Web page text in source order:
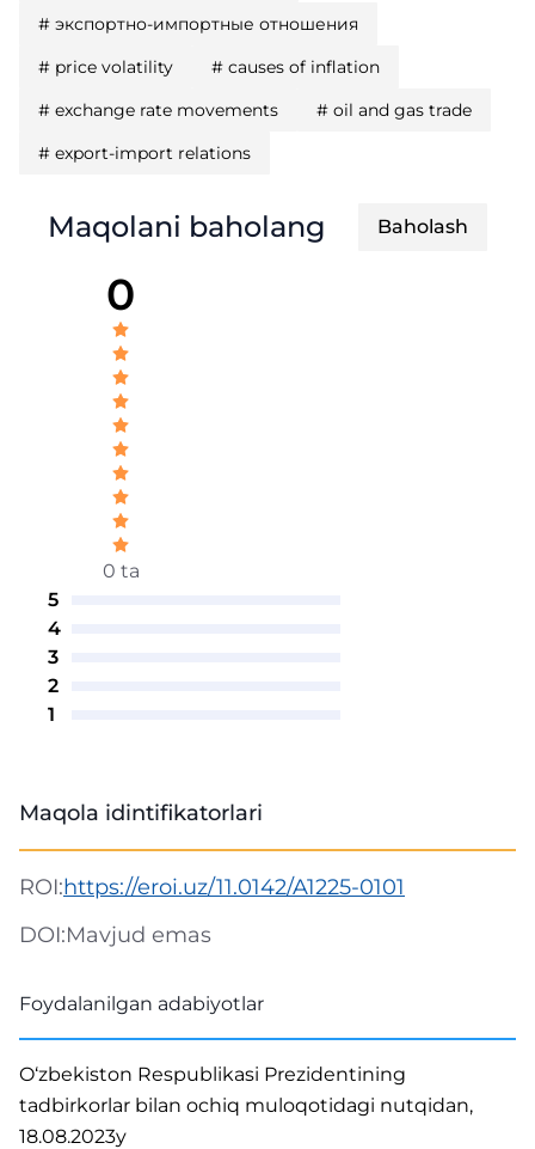
# экспортно-импортные отношения
# price volatility # causes of inflation
# exchange rate movements # oil and gas trade
# export-import relations
Maqolani baholang Baholash
0
0 ta
5
4
3
2
1
Maqola idintifikatorlari
ROI:https://eroi.uz/11.0142/A1225-0101
DOI:Mavjud emas
Foydalanilgan adabiyotlar
O‘zbekiston Respublikasi Prezidentining
tadbirkorlar bilan ochiq muloqotidagi nutqidan,
18.08.2023y